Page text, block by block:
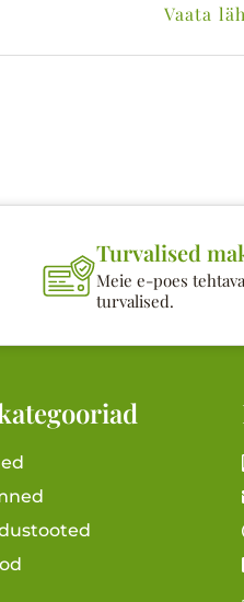
Vaata
Turvalised
Meie e-poes
turvalised.